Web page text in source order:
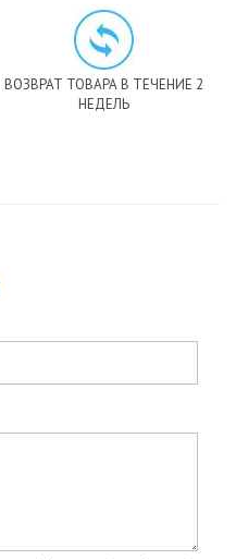
ВОЗВРАТ ТОВАРА В ТЕЧЕНИЕ 2
НЕДЕЛЬ